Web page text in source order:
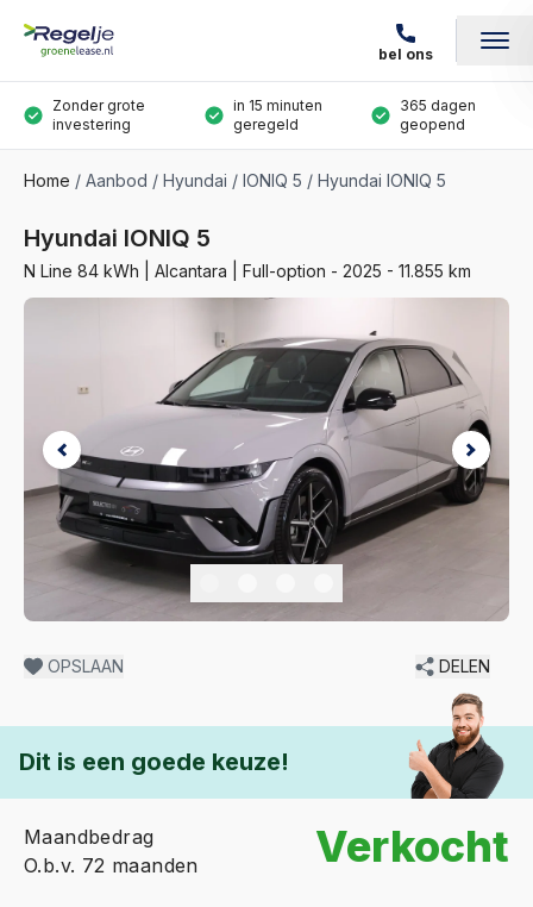
bel ons
Zonder grote
investering
in 15 minuten
geregeld
365 dagen
geopend
Home Aanbod Hyundai IONIQ 5 Hyundai IONIQ 5
Hyundai IONIQ 5
N Line 84 kWh | Alcantara | Full-option - 2025 - 11.855 km
OPSLAAN DELEN
Dit is een goede keuze!
Maandbedrag
O.b.v. 72 maanden
Verkocht